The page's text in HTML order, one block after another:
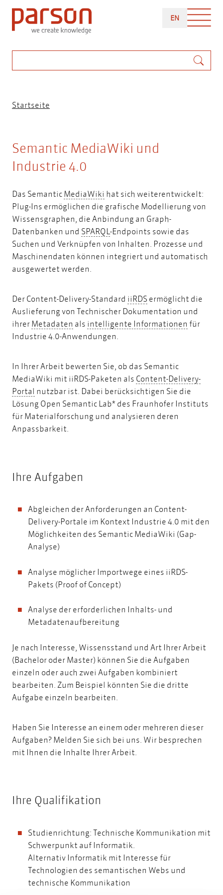
Direkt
zum
Inhalt
ENENGLISH
Pfadnavigation
Startseite
Semantic MediaWiki und
Industrie 4.0
Das SemanticMediaWiki MediaWiki
hat sich weiterentwickelt:
Plug-Ins ermöglichen die grafische Modellierung von
Wissensgraphen, die Anbindung an Graph-
Datenbanken und SPARQL SPARQL
-Endpoints sowie das
Suchen und Verknüpfen von Inhalten. Prozesse und
Maschinendaten können integriert und automatisch
ausgewertet werden.
Der Content-Delivery-Standard iiRDS iiRDS
ermöglicht die
Auslieferung von Technischer Dokumentation und
ihrerMetadaten Metadaten
als intelligente Informationen für
Industrie 4.0-Anwendungen.
In Ihrer Arbeit bewerten Sie, ob das Semantic
MediaWiki mit iiRDS-Paketen als Content-Delivery-
Portal Content-Delivery-Portal
nutzbar ist. Dabei berücksichtigen Sie die
Lösung Open Semantic Lab* des Fraunhofer Instituts
für Materialforschung und analysieren deren
Anpassbarkeit.
Ihre Aufgaben
Abgleichen der Anforderungen an Content-
Delivery-Portale im Kontext Industrie 4.0 mit den
Möglichkeiten des Semantic MediaWiki (Gap-
Analyse)
Analyse möglicher Importwege eines iiRDS-
Pakets (Proof of Concept)
Analyse der erforderlichen Inhalts- und
Metadatenaufbereitung
Je nach Interesse, Wissensstand und Art Ihrer Arbeit
(Bachelor oder Master) können Sie die Aufgaben
einzeln oder auch zwei Aufgaben kombiniert
bearbeiten. Zum Beispiel könnten Sie die dritte
Aufgabe einzeln bearbeiten.
Haben Sie Interesse an einem oder mehreren dieser
Aufgaben?Melden Sie sich bei uns. Wir besprechen
mit Ihnen die Inhalte Ihrer Arbeit.
Ihre Qualifikation
Studienrichtung: Technische Kommunikation mit
Schwerpunkt auf Informatik.
Alternativ Informatik mit Interesse für
Technologien des semantischen Webs und
technische Kommunikation